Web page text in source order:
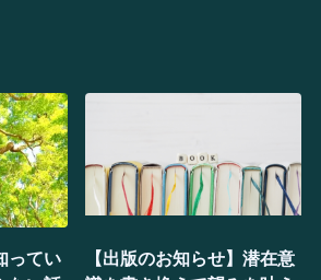
ってい
【出版のお知らせ】潜在意